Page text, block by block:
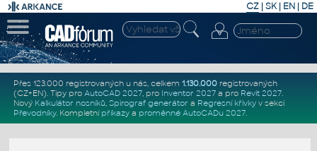
CZ | SK| EN | DE
Přes 123.000 registrovaných u nás, celkem 1.130.000registrovaných
(CZ+EN). Tipy pro AutoCAD 2027, pro Inventor 2027a pro Revit 2027.
Nový Kalkulátor nosníků, Spirograf generátor a Regresní křivkyv sekci
Převodníky. Kompletní příkazya proměnné AutoCADu 2027.